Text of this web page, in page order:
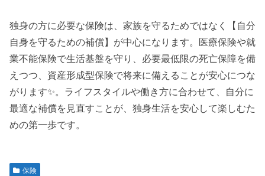
独身の方に必要な保険は、家族を守るためではなく【自分
自身を守るための補償】が中心になります。医療保険や就
業不能保険で生活基盤を守り、必要最低限の死亡保障を備
えつつ、資産形成型保険で将来に備えることが安心につな
がります✨。ライフスタイルや働き方に合わせて、自分に
最適な補償を見直すことが、独身生活を安心して楽しむた
めの第一歩です。
保険